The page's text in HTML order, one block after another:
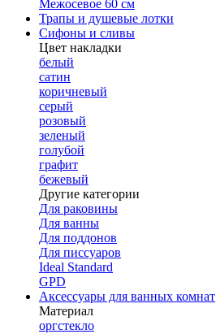
Межосевое 60 см
Трапы и душевые лотки
Сифоны и сливы
Цвет накладки
белый
сатин
коричневый
серый
розовый
зеленый
голубой
графит
бежевый
Другие категории
Для раковины
Для ванны
Для поддонов
Для писсуаров
Ideal Standard
GPD
Аксессуары для ванных комнат
Материал
оргстекло